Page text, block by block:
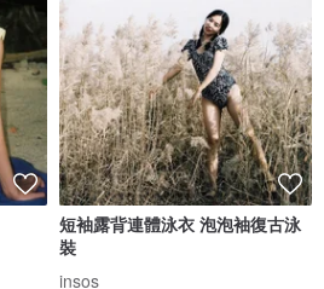
短袖露背連體泳衣 泡泡袖復古泳
裝
insos